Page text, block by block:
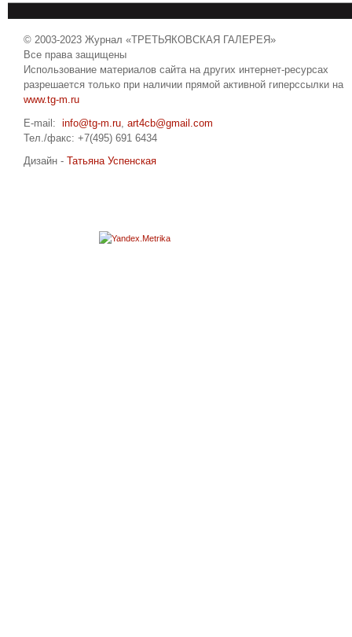
© 2003-2023 Журнал «ТРЕТЬЯКОВСКАЯ ГАЛЕРЕЯ»
Все права защищены
Использование материалов сайта на других интернет-ресурсах
разрешается только при наличии прямой активной гиперссылки на
www.tg-m.ru
E-mail: info@tg-m.ru art4cb@gmail.com
Тел./факс: +7(495) 691 6434
Дизайн - Татьяна Успенская